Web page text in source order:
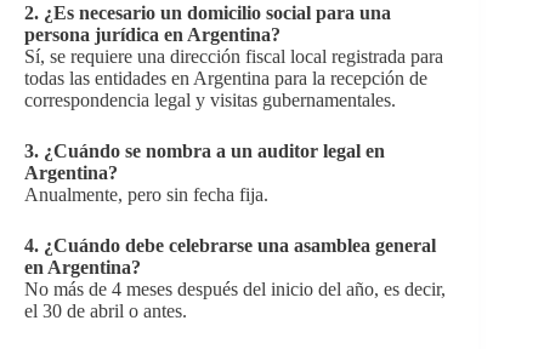
2. ¿Es necesario un domicilio social para una
persona jurídica en Argentina?
Sí, se requiere una dirección fiscal local registrada para
todas las entidades en Argentina para la recepción de
correspondencia legal y visitas gubernamentales.
3. ¿Cuándo se nombra a un auditor legal en
Argentina?
Anualmente, pero sin fecha fija.
4. ¿Cuándo debe celebrarse una asamblea general
en Argentina?
No más de 4 meses después del inicio del año, es decir,
el 30 de abril o antes.